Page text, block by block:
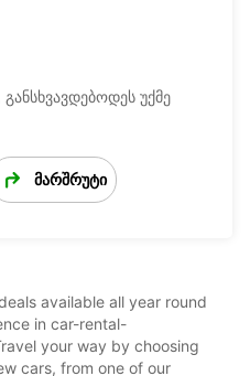
უქმე
მარშრუტი
available all year round
in car-rental-
your way by choosing
cars, from one of our